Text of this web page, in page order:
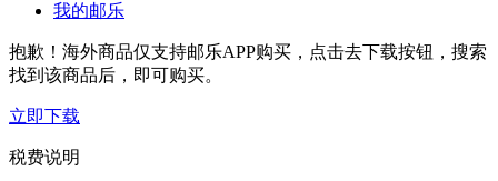
我的邮乐
抱歉！海外商品仅支持邮乐APP购买，点击去下载按钮，搜索
找到该商品后，即可购买。
立即下载
税费说明